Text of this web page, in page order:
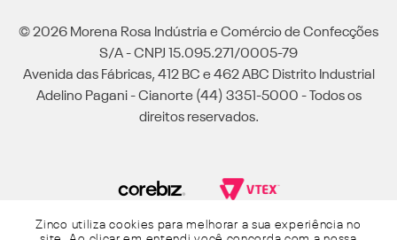
Zinco utiliza cookies para melhorar a sua experiência no
© 2026 Morena Rosa Indústria e Comércio de Confecções
S/A - CNPJ 15.095.271/0005-79
Avenida das Fábricas, 412 BC e 462 ABC Distrito Industrial
Adelino Pagani - Cianorte (44) 3351-5000 - Todos os
direitos reservados.
Powered by Grupo Morena Rosa: Morena Rosa, Iódice, Maria Valentina, Zinco e